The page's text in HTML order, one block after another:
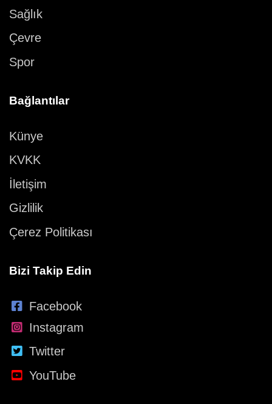
Sağlık
Çevre
Spor
Bağlantılar
Künye
KVKK
İletişim
Gizlilik
Çerez Politikası
Bizi Takip Edin
Facebook
Instagram
Twitter
YouTube